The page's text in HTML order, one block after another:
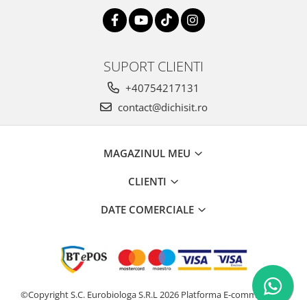
SUPORT CLIENTI
+40754217131
contact@dichisit.ro
MAGAZINUL MEU
CLIENTI
DATE COMERCIALE
©Copyright S.C. Eurobiologa S.R.L 2026 Platforma E-commerce by